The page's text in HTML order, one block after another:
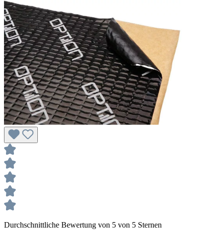
Durchschnittliche Bewertung von 5 von 5 Sternen